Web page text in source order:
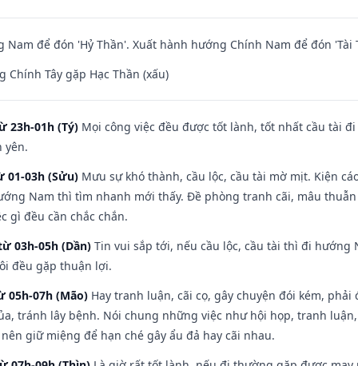
để đón 'Hỷ Thần'. Xuất hành hướng Chính Nam để đón 'Tài
Tây gặp Hạc Thần (xấu)
23h-01h (Tý) Mọi công việc đều được tốt lành, tốt nhất cầu tài
yên.
01-03h (Sửu) Mưu sự khó thành, cầu lộc, cầu tài mờ mịt. Kiện
Nam thì tìm nhanh mới thấy. Đề phòng tranh cãi, mâu
gì đều cần chắc chắn.
03h-05h (Dần) Tin vui sắp tới, nếu cầu lộc, cầu tài thì đi
đều gặp thuận lợi.
05h-07h (Mão) Hay tranh luận, cãi cọ, gây chuyện đói kém,
tránh lây bệnh. Nói chung những việc như hội họp, tranh
giữ miệng để hạn ché gây ẩu đả hay cãi nhau.